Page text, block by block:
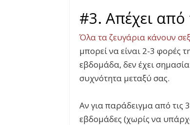
#3. Απέχει από
Όλα τα ζευγάρια κάνουν
μπορεί να είναι 2-3 φορές
εβδομάδα, δεν έχει
συχνότητα μεταξύ σας.
Αν για παράδειγμα από τις
εβδομάδες (χωρίς να